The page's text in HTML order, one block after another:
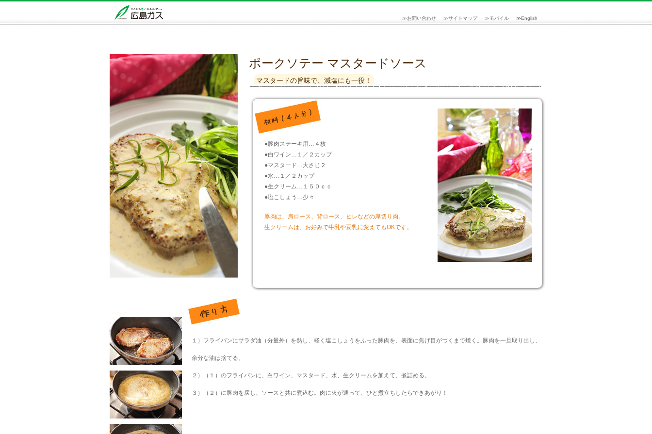
≫お問い合わせ ≫サイトマップ ≫モバイル ≫English
ポークソテー マスタードソース
マスタードの旨味で、減塩にも一役！
●豚肉ステーキ用…４枚
●白ワイン…１／２カップ
●マスタード…大さじ２
●水…１／２カップ
●生クリーム…１５０ｃｃ
●塩こしょう…少々
豚肉は、肩ロース、背ロース、ヒレなどの厚切り肉。
生クリームは、お好みで牛乳や豆乳に変えてもOKです。
１）フライパンにサラダ油（分量外）を熱し、軽く塩こしょうをふった豚肉を、表面に焦げ目がつくまで焼く。豚肉を一旦取り出し、
余分な油は捨てる。
２）（１）のフライパンに、白ワイン、マスタード、水、生クリームを加えて、煮詰める。
３）（２）に豚肉を戻し、ソースと共に煮込む。肉に火が通って、ひと煮立ちしたらできあがり！